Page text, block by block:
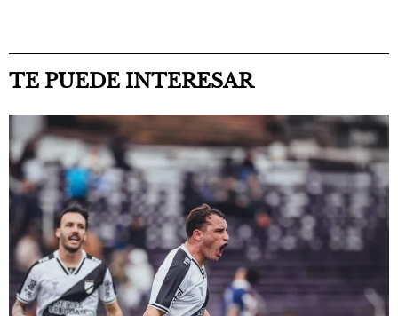
TE PUEDE INTERESAR